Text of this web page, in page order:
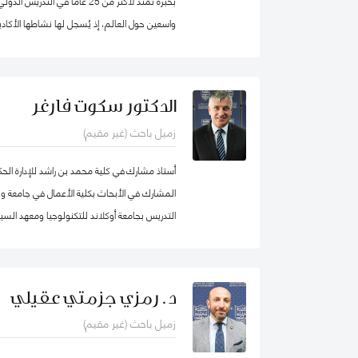
واسعين حول العالم، إذ يُسجل لها نشاطها
الدكتور سكوت فارغر
زميل باحث (غير مقيم)
أستاذ مشارك في كلية محمد بن راشد للإدارة
المشارك في الأبحاث بكلية الأعمال في
التدريس بجامعة أوكلاند للتكنولوجيا ومعهد
د. رمزي جزمتي عقيلي
زميل باحث (غير مقيم)